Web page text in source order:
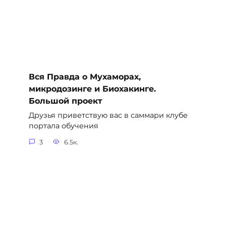
Вся Правда о Мухаморах,
микродозинге и Биохакинге.
Большой проект
Друзья приветствую вас в саммари клубе
портала обучения
3 6.5к.